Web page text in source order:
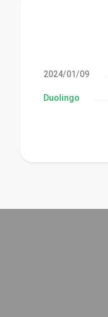
09‏/01‏/2024
Duolingo